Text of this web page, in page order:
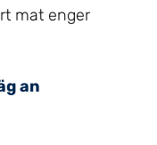
mat enger
an